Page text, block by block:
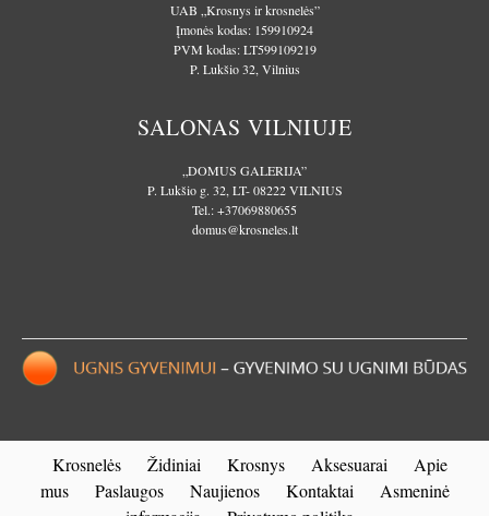
UAB „Krosnys ir krosnelės”
Įmonės kodas: 159910924
PVM kodas: LT599109219
P. Lukšio 32, Vilnius
SALONAS VILNIUJE
„DOMUS GALERIJA”
P. Lukšio g. 32, LT- 08222 VILNIUS
Tel.:+37069880655
domus@krosneles.lt
Krosnelės Židiniai Krosnys Aksesuarai
Apie
mus
Paslaugos Naujienos Kontaktai
Asmeninė